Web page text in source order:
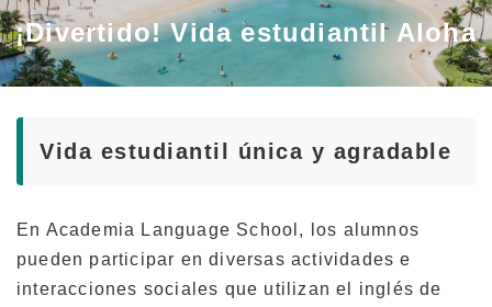
¡Bajo coste! Commitment and Secrets
El único curso semanal de 4 días de Hawaii
Apoyo Amistoso para Padres e Hijos que
Ubicación e instalaciones privilegiadas
¡Divertido! Vida estudiantil Aloha
Acceso a la Universidad
Testimonios
¡Divertido! Vida estudiantil Aloha
Vida estudiantil única y agradable
En Academia Language School, los alumnos
pueden participar en diversas actividades e
interacciones sociales que utilizan el inglés de